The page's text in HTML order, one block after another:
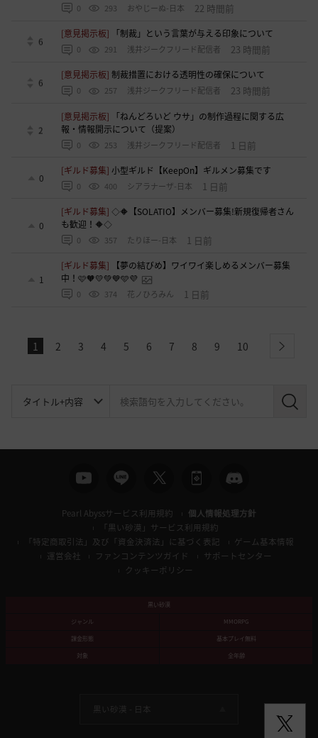
0 293 おやじーぬ-日本 22 時間前
6
[意見掲示板] 「制裁」という言葉が与える印象について
0 291 浅井ジークフリード配信者 23 時間前
6
[意見掲示板]制裁措置における透明性の確保について
0 257 浅井ジークフリード配信者 23 時間前
2
[意見掲示板]
「ねんどろいど ウサ」の制作過程に関する広
報・情報開示について（提案）
0 253 浅井ジークフリード配信者 1 日前
0
[ギルド募集]小型ギルド【KeepOn】ギルメン募集です
0 400 シアラナーザ-日本 1 日前
0
[ギルド募集]◇🔶【SOLATIO】メンバー募集!新規復帰者さん
も歓迎！🔶◇
0 357 たりほー-日本 1 日前
1
[ギルド募集]
【夢の結びめ】ワイワイ楽しめるメンバー募集
中！🩷🧡💛💚💙🩵💜
0 374 花ノひろみん 1 日前
1 2 3 4 5 6 7 8 9 10 next
検
Pearl Abyssサービス利用規約
個人情報処理方針
「黒い砂漠」サービス利用規約
「特定商取引法」及び「資金決済法」に基づく表記
ゲーム基本情報
運営会社
ファンコンテンツガイド
サポートセンター
クッキーポリシー
黒い砂漠
ジャンル
MMORPG
課金形態
基本プレイ無料
対象
全年齢
黒い砂漠 - 日本